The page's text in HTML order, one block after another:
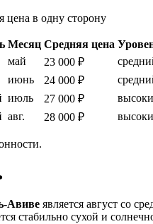
в одну сторону
Месяц Средняя цена
май 23 000 ₽
июнь 24 000 ₽
июль 27 000 ₽
авг. 28 000 ₽
Авиве является август со
стабильно сухой и